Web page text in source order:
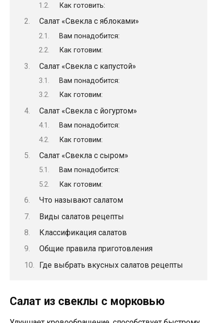
Как готовить:
Салат «Свекла с яблоками»
Вам понадобится:
Как готовим:
Салат «Свекла с капустой»
Вам понадобится:
Как готовим:
Салат «Свекла с йогуртом»
Вам понадобится:
Как готовим:
Салат «Свекла с сыром»
Вам понадобится:
Как готовим:
Что называют салатом
Виды салатов рецепты
Классификация салатов
Общие правила приготовления
Где выбрать вкусных салатов рецепты
Салат из свеклы с морковью